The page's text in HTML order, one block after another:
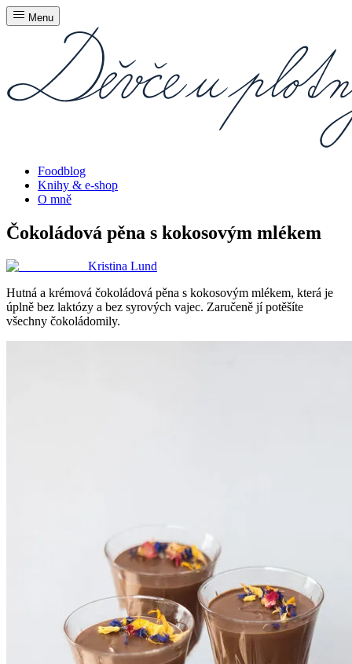
Menu
Foodblog
Knihy & e-shop
O mně
Čokoládová pěna s kokosovým mlékem
Kristina Lund
Hutná a krémová čokoládová pěna s kokosovým mlékem, která je
úplně bez laktózy a bez syrových vajec. Zaručeně jí potěšíte
všechny čokoládomily.